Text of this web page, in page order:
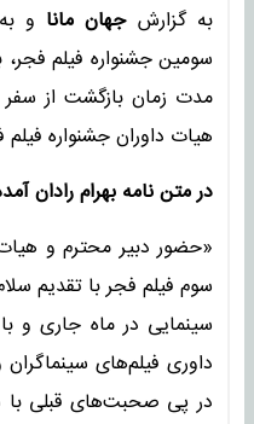
به گزارشجهان مانا و
سومین جشنواره فیلم فجر،
مدت زمان بازگشت از سفر
هیات داوران جشنواره
در متن نامه بهرام رادان
«حضور دبیر محترم و
سوم فیلم فجر با تقدیم
سینمایی در ماه جاری و
داوری فیلم‌های
در پی صحبت‌های قبلی با